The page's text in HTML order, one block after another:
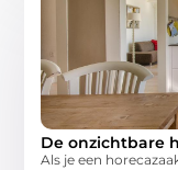
De onzichtbare
Als je een